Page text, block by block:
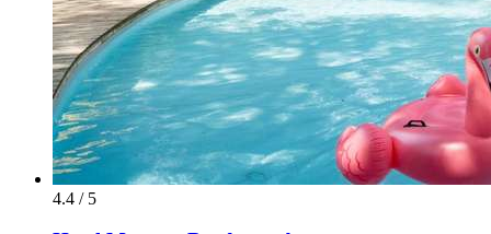
4.4 / 5